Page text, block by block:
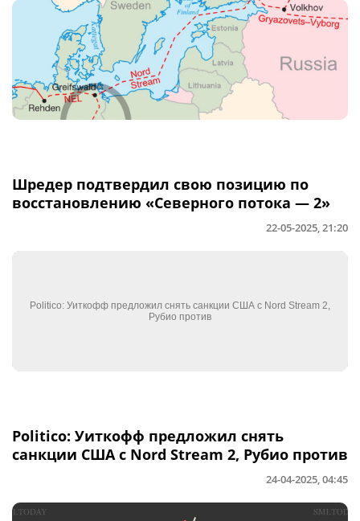
Шредер подтвердил свою позицию по
восстановлению «Северного потока — 2»
22-05-2025, 21:20
Politico: Уиткофф предложил снять
санкции США с Nord Stream 2, Рубио против
24-04-2025, 04:45